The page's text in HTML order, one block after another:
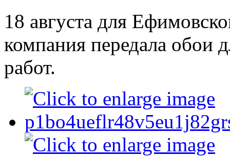
18 августа для
компания передала обои
работ.